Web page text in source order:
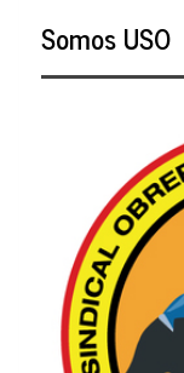
moviliza
Somos USO